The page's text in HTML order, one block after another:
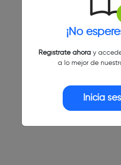
¡No
Regístrate ahoray
a lo mejor de
Inicia